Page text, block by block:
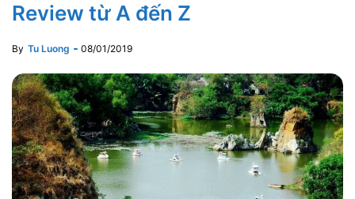
Review từ A đến Z
By Tu Luong 08/01/2019